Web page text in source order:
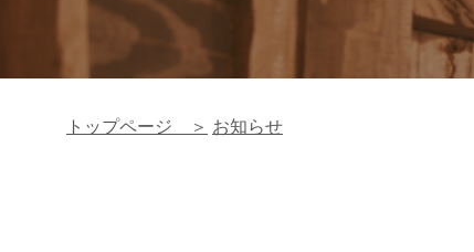
トップページ ＞ お知らせ